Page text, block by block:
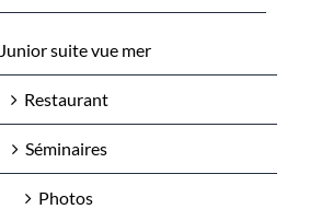
Junior suite vue mer
Restaurant
Séminaires
Photos